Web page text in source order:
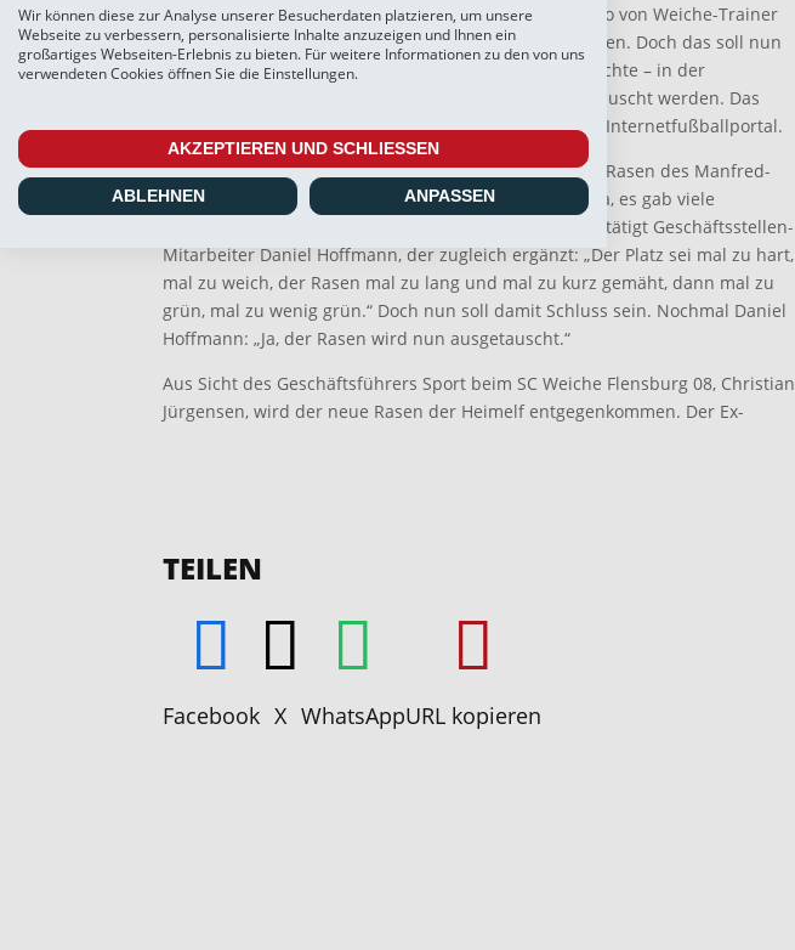
Heimauftritten des SC Weiche Flensburg 08 oft unisono von Weiche-Trainer
Benjamin Eta wie vom jeweiligen Gäste-Verantwortlichen. Doch das soll nun
vorbei sein. Der Rasen – wenn man ihn so nennen möchte – in der
Heimspielstätte des Nord-Regionalligisten soll ausgetauscht werden. Das
berichtet am heutigen Samstag zumindest ein fiktives Internetfußballportal.
Auf der Geschäftsstelle des SC Weiche hatte man den Rasen des Manfred-
Werner-Stadions schon lange ins Visier genommen. „Ja, es gab viele
Reklamationen über den Zustand der Spielfläche“, bestätigt Geschäftsstellen-
Mitarbeiter Daniel Hoffmann, der zugleich ergänzt: „Der Platz sei mal zu hart,
mal zu weich, der Rasen mal zu lang und mal zu kurz gemäht, dann mal zu
grün, mal zu wenig grün.“ Doch nun soll damit Schluss sein. Nochmal Daniel
Hoffmann: „Ja, der Rasen wird nun ausgetauscht.“
Aus Sicht des Geschäftsführers Sport beim SC Weiche Flensburg 08, Christian
Jürgensen, wird der neue Rasen der Heimelf entgegenkommen. Der Ex-
TEILEN
Facebook X WhatsAppURL kopieren
Wir können diese zur Analyse unserer Besucherdaten platzieren, um unsere
Webseite zu verbessern, personalisierte Inhalte anzuzeigen und Ihnen ein
großartiges Webseiten-Erlebnis zu bieten. Für weitere Informationen zu den von uns
verwendeten Cookies öffnen Sie die Einstellungen.
AKZEPTIEREN UND SCHLIESSEN
ABLEHNEN ANPASSEN